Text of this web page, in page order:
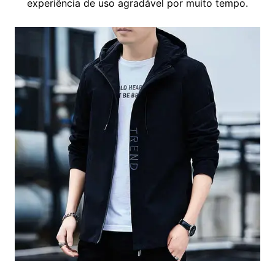
experiência de uso agradável por muito tempo.